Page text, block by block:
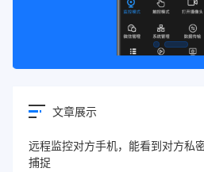
文章展示
远程监控对方手机，能看到对方私
捕捉